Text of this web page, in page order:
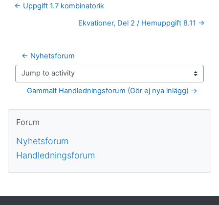
← Uppgift 1.7 kombinatorik
Ekvationer, Del 2 / Hemuppgift 8.11 →
← Nyhetsforum
Jump to activity
Gammalt Handledningsforum (Gör ej nya inlägg) →
Block
Forum
Nyhetsforum
Handledningsforum
Kompletterande block